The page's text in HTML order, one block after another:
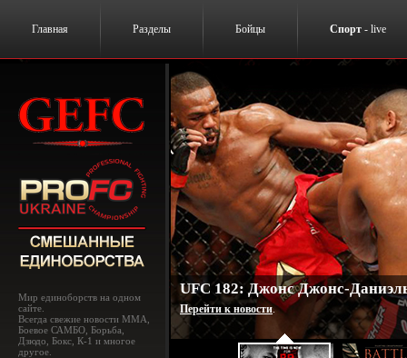
Главная Разделы Бойцы Спорт - live
Мир единоборств на одном
сайте.
Всегда свежие новости MMA,
Боевое САМБО, Борьба,
Дзюдо, Бокс, К-1 и многое
другое.
UFC 182: Джонс Джонс-
Перейти к новости.